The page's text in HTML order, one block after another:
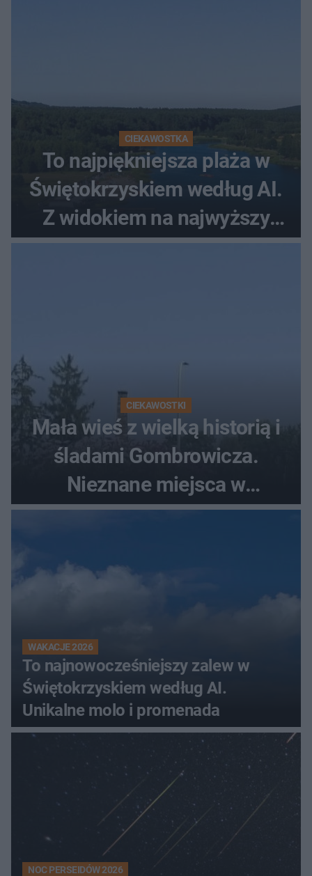
CIEKAWOSTKA
To najpiękniejsza plaża w
Świętokrzyskiem według AI.
Z widokiem na najwyższy
szczyt Gór Świętokrzyskich
CIEKAWOSTKI
Mała wieś z wielką historią i
śladami Gombrowicza.
Nieznane miejsca w
Świętokrzyskiem
WAKACJE 2026
To najnowocześniejszy zalew w
Świętokrzyskiem według AI.
Unikalne molo i promenada
NOC PERSEIDÓW 2026